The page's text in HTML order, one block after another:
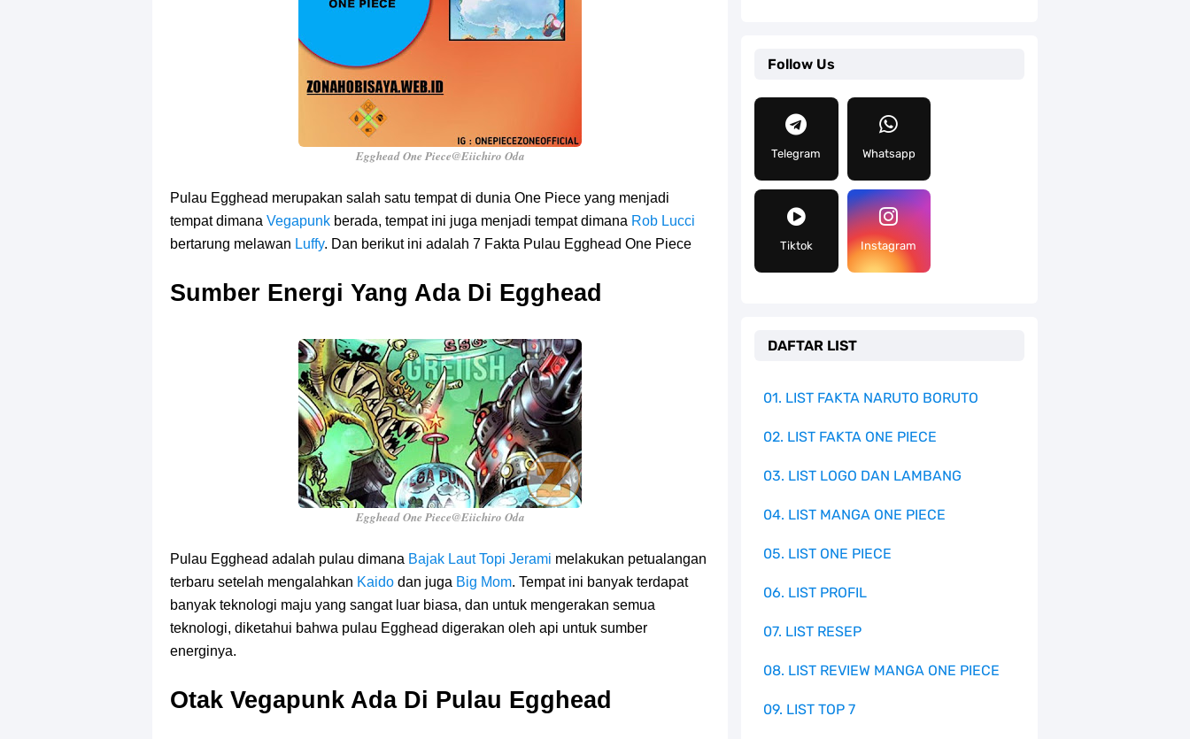
Cara Membuat Linktree Instagram, Sangat Mudah Untuk Kamu Lakukan Sendiri
7 Fakta Gaban One Piece, Orang Yang Telah Memberikan Kunci Borgol Milik Loki
Profil Slamet Rahardjo, Aktor Dengan Peran Penting Dalam Perfilman Indonesia
Resep Roti Panggang, Sangat Mudah Untuk Menjadi Cemilan Bersama Keluarga
Cara Bayar Akulaku Lewat Gopay, Sangat Mudah Dan Tidak Ribet Sama Sekali
7 Fakta Brook One Piece, Mantan Kapten Yang Poster Bountynya Poster Konser
7 Kapal Pesiar Terberat Di Dunia, Simbol Ambisi Industri Pariwisata Laut
Arti Bendera Tanzania, Ada Di Afrika Dengan Bentang Alam Yang Sangat Beragam
Cara Pindahkan WA Dari Android Ke Iphone, Sangat Gampang Untuk Kamu Lakukan
7 Fakta Big Mom One Piece, Yonko Yang Punya Bounty Yang Tinggi Sejak Muda
Egghead One Piece@Eiichiro Oda
Pulau Egghead merupakan salah satu tempat di dunia One Piece yang menjadi
tempat dimana Vegapunk berada, tempat ini juga menjadi tempat dimana Rob Lucci
bertarung melawan Luffy. Dan berikut ini adalah 7 Fakta Pulau Egghead One Piece
Sumber Energi Yang Ada Di Egghead
Egghead One Piece@Eiichiro Oda
Pulau Egghead adalah pulau dimana Bajak Laut Topi Jerami melakukan petualangan
terbaru setelah mengalahkan Kaido dan juga Big Mom. Tempat ini banyak terdapat
banyak teknologi maju yang sangat luar biasa, dan untuk mengerakan semua
teknologi, diketahui bahwa pulau Egghead digerakan oleh api untuk sumber
energinya.
Otak Vegapunk Ada Di Pulau Egghead
Follow Us
Telegram Whatsapp
Tiktok Instagram
DAFTAR LIST
01. LIST FAKTA NARUTO BORUTO
02. LIST FAKTA ONE PIECE
03. LIST LOGO DAN LAMBANG
04. LIST MANGA ONE PIECE
05. LIST ONE PIECE
06. LIST PROFIL
07. LIST RESEP
08. LIST REVIEW MANGA ONE PIECE
09. LIST TOP 7